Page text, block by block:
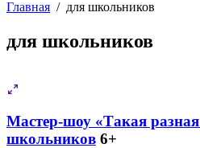
Главная / для школьников
для школьников
Мастер-шоу «Такая
школьников 6+